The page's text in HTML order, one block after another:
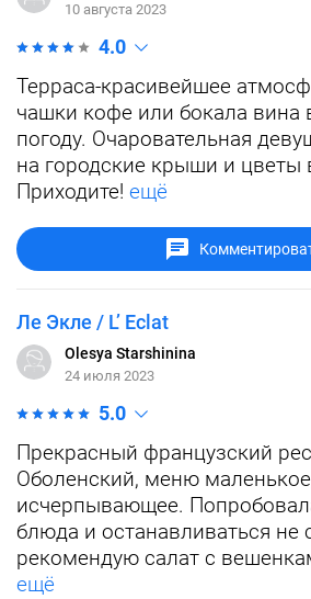
10 августа 2023
4.0
Терраса-красивейшее
чашки кофе или бокала вина
погоду. Очаровательная
на городские крыши и цветы
Приходите! ещё
Ле Экле / L’ Eclat
Olesya Starshinina
24 июля 2023
5.0
Прекрасный французский
Оболенский, меню
исчерпывающее.
блюда и останавливаться не
рекомендую салат с
ещё